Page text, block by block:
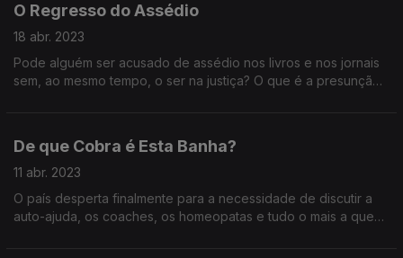
O Regresso do Assédio
18 abr. 2023
Pode alguém ser acusado de assédio nos livros e nos jornais
sem, ao mesmo tempo, o ser na justiça? O que é a presunção
De que Cobra é Esta Banha?
11 abr. 2023
O país desperta finalmente para a necessidade de discutir a
auto-ajuda, os coaches, os homeopatas e tudo o mais a que